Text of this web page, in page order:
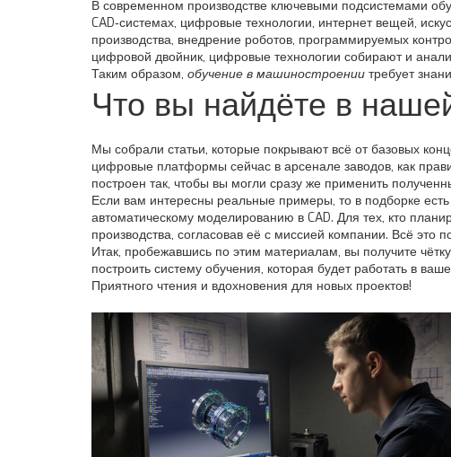
В современном производстве ключевыми подсистемами
CAD‑системах, цифровые технологии, интернет вещей,
производства, внедрение роботов, программируемых
цифровой двойник, цифровые технологии собирают и
Таким образом, обучение в машиностроении требует
Что вы найдёте в
Мы собрали статьи, которые покрывают всё от базовых
цифровые платформы сейчас в арсенале заводов, как
построен так, чтобы вы могли сразу же применить
Если вам интересны реальные примеры, то в подборке
автоматическому моделированию в CAD. Для тех, кто
производства, согласовав её с миссией компании. Всё
Итак, пробежавшись по этим материалам, вы получите
построить систему обучения, которая будет работать в
Приятного чтения и вдохновения для новых проектов!